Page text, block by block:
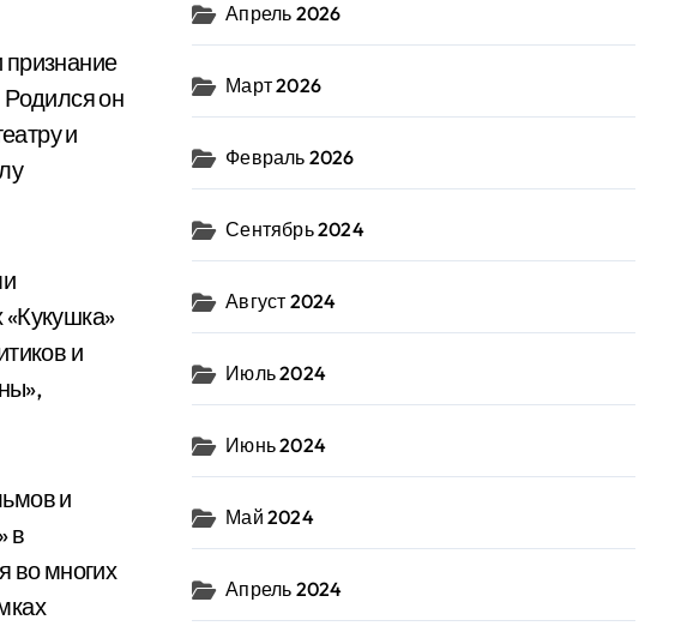
признание
Родился он
и
и
и
в
во многих
Апрель 2026
Март 2026
Февраль 2026
Сентябрь 2024
Август 2024
Июль 2024
Июнь 2024
Май 2024
Апрель 2024